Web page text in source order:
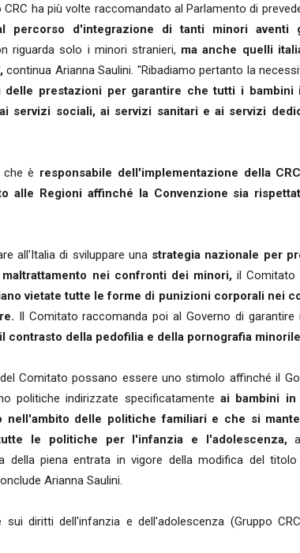
CRC ha più volte raccomandato al Parlamento di
percorso d'integrazione di tanti minori aventi
riguarda solo i minori stranieri, ma anche quelli
continua Arianna Saulini. "Ribadiamo pertanto la
prestazioni per garantire che tutti i bambini
servizi sociali, ai servizi sanitari e ai servizi
che è responsabile dell'implementazione della
alle Regioni affinché la Convenzione sia
all'Italia di sviluppare una strategia nazionale per
nei confronti dei minori,il Comitato
vietate tutte le forme di punizioni corporali nei
Il Comitato raccomanda poi al Governo di garantire
contrasto della pedofilia e della pornografia
Comitato possano essere uno stimolo affinché il
politiche indirizzate specificatamente ai bambini in
delle politiche familiari e che si
le politiche per l'infanzia e l'adolescenza,
piena entrata in vigore della modifica del
Arianna Saulini.
diritti dell'infanzia e dell'adolescenza (Gruppo